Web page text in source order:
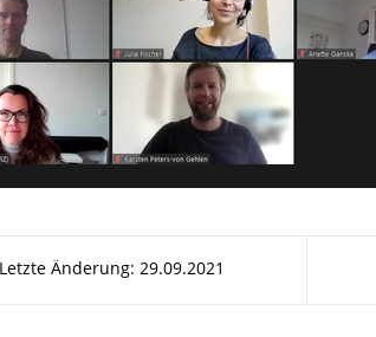
Letzte Änderung: 29.09.2021